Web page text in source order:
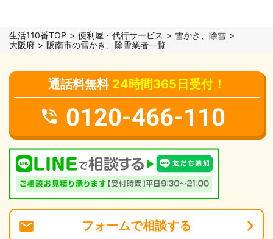
生活110番TOP 便利屋・代行サービス
雪かき、除雪
大阪府
阪南市の雪かき、除雪業者一覧
通話料無料 24時間365日受付！
0120-466-110
フォームで相談する